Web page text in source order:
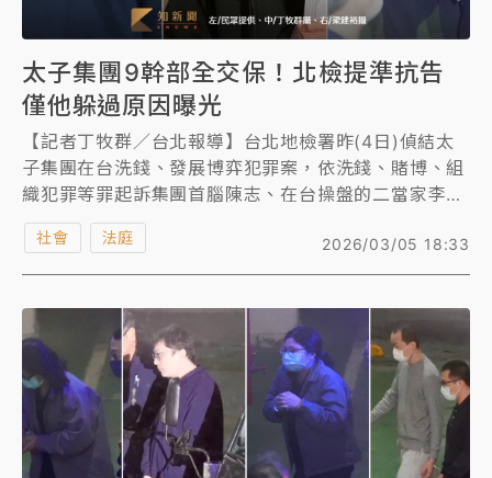
太子集團9幹部全交保！北檢提準抗告
僅他躲過原因曝光
【記者丁牧群／台北報導】台北地檢署昨(4日)偵結太
子集團在台洗錢、發展博弈犯罪案，依洗錢、賭博、組
織犯罪等罪起訴集團首腦陳志、在台操盤的二當家李添
及核心幹部辜淑雯共62人，以及天旭等13家涉案公
司，並將案發後被羈押的辜淑雯等9名幹部移審法院，
台北地院昨召開移審接押庭，晚間8時許諭知9人全部交
元，其次為辜淑雯400萬元。9人於深夜至今天陸續交
保回家，除了已認罪的王俊國，北檢今傍晚針對其餘8
人交保提起準抗告。
2026/03/05 18:33
社會 法庭